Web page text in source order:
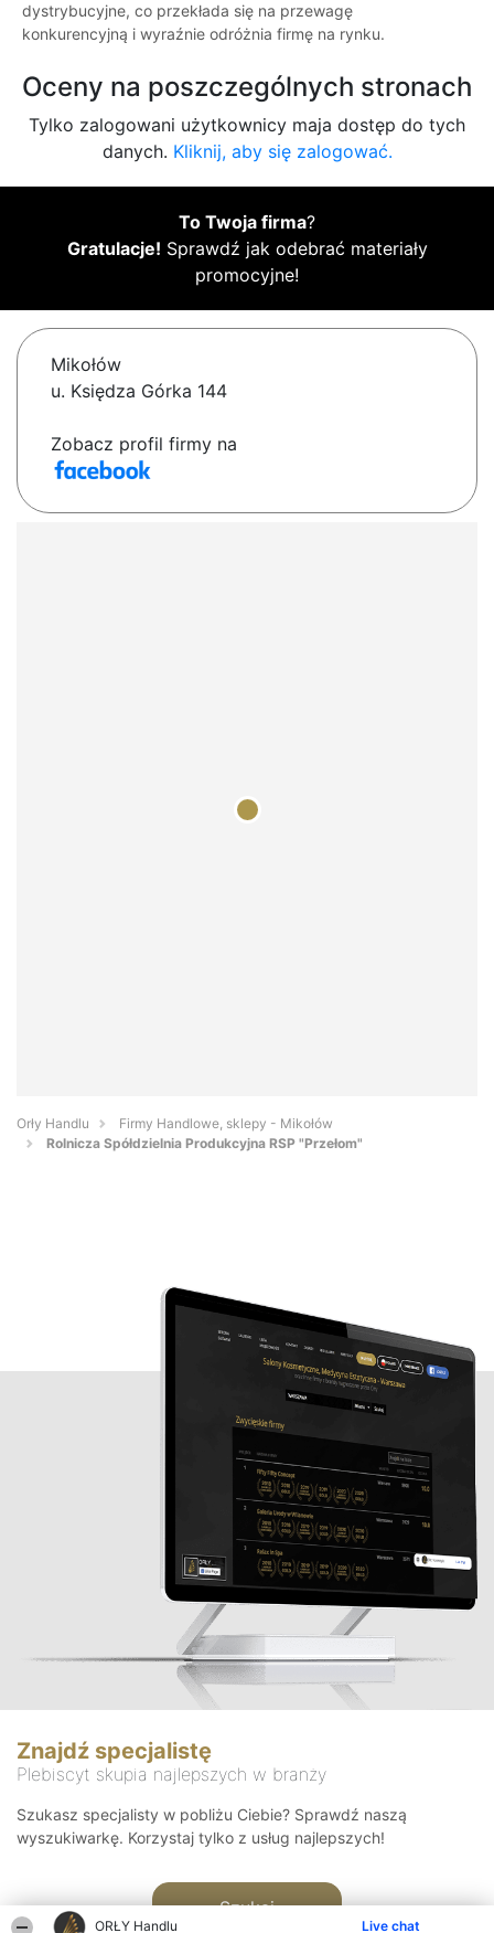
ORŁY Handlu Live chat
dystrybucyjne, co przekłada się na przewagę
konkurencyjną i wyraźnie odróżnia firmę na rynku.
Oceny na poszczególnych stronach
Tylko zalogowani użytkownicy maja dostęp do tych
danych. Kliknij, aby się zalogować.
To Twoja firma?
Gratulacje! Sprawdź jak odebrać materiały
promocyjne!
Mikołów
u. Księdza Górka 144
Zobacz profil firmy na
Orły Handlu
Firmy Handlowe, sklepy - Mikołów
Rolnicza Spółdzielnia Produkcyjna RSP "Przełom"
Znajdź specjalistę
Plebiscyt skupia najlepszych w branży
Szukasz specjalisty w pobliżu Ciebie? Sprawdź naszą
wyszukiwarkę. Korzystaj tylko z usług najlepszych!
Szukaj